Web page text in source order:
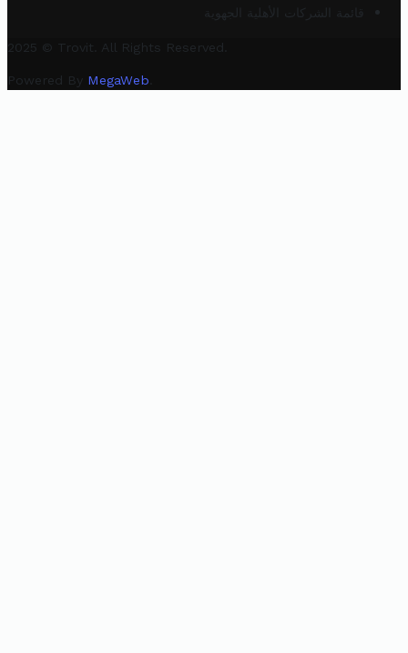
قائمة الشركات الأهلية الجهوية
2025 © Trovit. All Rights Reserved.
Powered By MegaWeb